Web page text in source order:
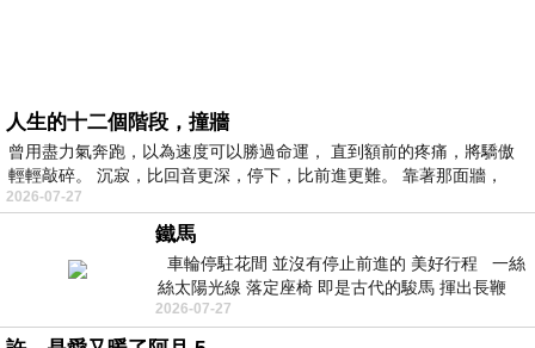
人生的十二個階段，撞牆
曾用盡力氣奔跑，以為速度可以勝過命運， 直到額前的疼痛，將驕傲
輕輕敲碎。 沉寂，比回音更深，停下，比前進更難。 靠著那面牆，
2026-07-27
鐵馬
車輪停駐花間 並沒有停止前進的 美好行程 一絲
絲太陽光線 落定座椅 即是古代的駿馬 揮出長鞭
落日即繪下
2026-07-27